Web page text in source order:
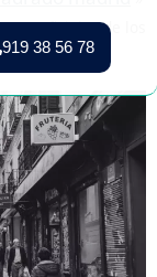
919 38 56 78
no oficiales de los